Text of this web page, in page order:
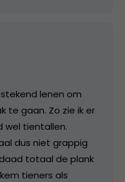
lenen om
te gaan. Zo zie ik er
wel tientallen.
dus niet grappig
totaal de plank
tieners als